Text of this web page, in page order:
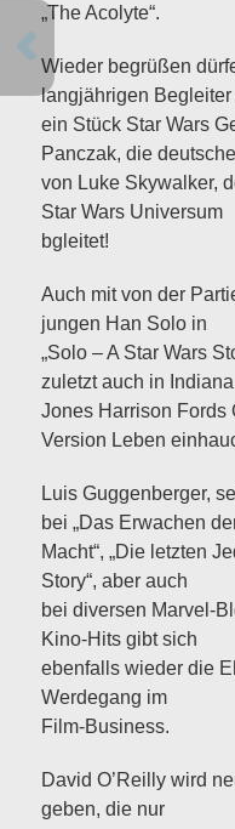
„The Acolyte“.
Wieder begrüßen
langjährigen Begleiter
ein Stück Star Wars
Panczak, die
von Luke Skywalker,
Star Wars Universum
bgleitet!
Auch mit von der
jungen Han Solo in
„Solo – A Star Wars
zuletzt auch in Indiana
Jones Harrison Fords
Version Leben
Luis Guggenberger,
bei „Das Erwachen
Macht“, „Die letzten
Story“, aber auch
bei diversen Marvel-
Kino-Hits gibt sich
ebenfalls wieder die
Werdegang im
Film-Business.
David O’Reilly wird
geben, die nur